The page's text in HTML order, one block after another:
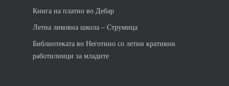
Книга на платно во Дебар
Летна ликовна школа – Струмица
Библиотеката во Неготино со летни кративни
работилници за младите